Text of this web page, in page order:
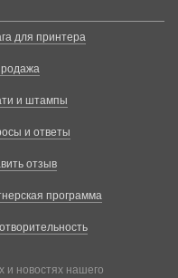
для принтера
и штампы
и ответы
отзыв
программа
и новостях нашего